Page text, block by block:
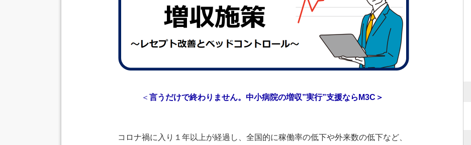
＜ 言うだけで終わりません。中小病院の増収”実行”支援ならM3C＞
コロナ禍に入り１年以上が経過し、全国的に稼働率の低下や外来数の低下など、